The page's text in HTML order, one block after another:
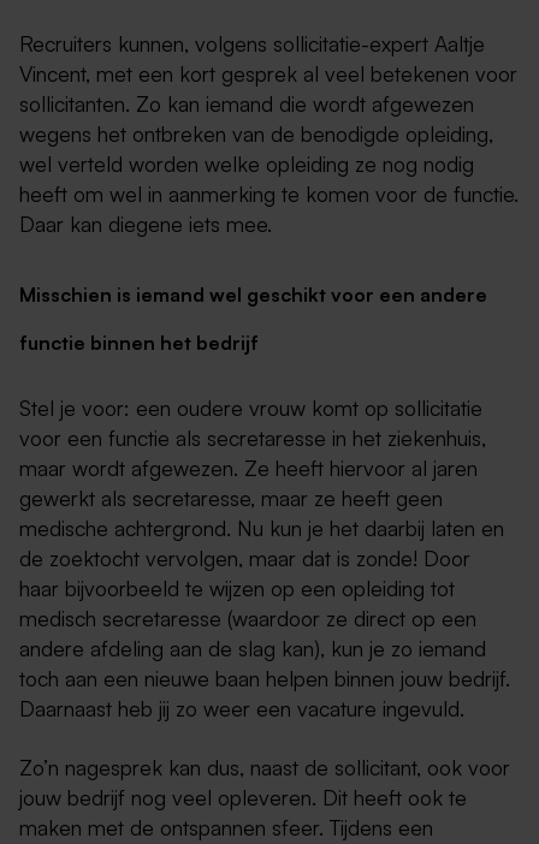
Recruiters kunnen, volgens sollicitatie-expert Aaltje
Vincent, met een kort gesprek al veel betekenen voor
sollicitanten. Zo kan iemand die wordt afgewezen
wegens het ontbreken van de benodigde opleiding,
wel verteld worden welke opleiding ze nog nodig
heeft om wel in aanmerking te komen voor de functie.
Daar kan diegene iets mee.
Misschien is iemand wel geschikt voor een andere
functie binnen het bedrijf
Stel je voor: een oudere vrouw komt op sollicitatie
voor een functie als secretaresse in het ziekenhuis,
maar wordt afgewezen. Ze heeft hiervoor al jaren
gewerkt als secretaresse, maar ze heeft geen
medische achtergrond. Nu kun je het daarbij laten en
de zoektocht vervolgen, maar dat is zonde! Door
haar bijvoorbeeld te wijzen op een opleiding tot
medisch secretaresse (waardoor ze direct op een
andere afdeling aan de slag kan), kun je zo iemand
toch aan een nieuwe baan helpen binnen jouw bedrijf.
Daarnaast heb jij zo weer een vacature ingevuld.
Zo’n nagesprek kan dus, naast de sollicitant, ook voor
jouw bedrijf nog veel opleveren. Dit heeft ook te
maken met de ontspannen sfeer. Tijdens een